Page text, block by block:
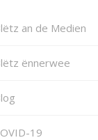
an de Medien
ënnerwee
19